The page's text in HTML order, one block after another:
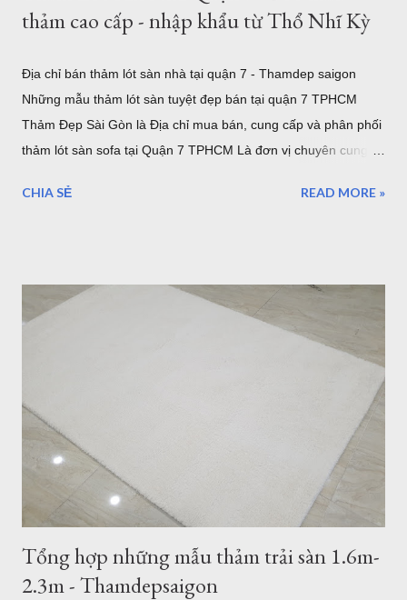
thảm cao cấp - nhập khẩu từ Thổ Nhĩ Kỳ
Địa chỉ bán thảm lót sàn nhà tại quận 7 - Thamdep saigon
Những mẫu thảm lót sàn tuyệt đẹp bán tại quận 7 TPHCM
Thảm Đẹp Sài Gòn là Địa chỉ mua bán, cung cấp và phân phối
thảm lót sàn sofa tại Quận 7 TPHCM Là đơn vị chuyên cung
Tân Quy Quận 7. Vừa là showroom trưng bày sản phẩm, vừa
Thảm lót sàn quận 7 - ghé xem 500 mẫu thảm cao cấp đến từ
Thổ Nhĩ Kỳ Với hơn 500 mẫu thảm trải sàn, từ hiện đại đến cổ
điển, tân cổ điển, thảm lót sàn quận 7 sẽ là sự lựa chọn tốt
TPHCM Thảm Sợi Ngắn Quận 7 I0001 Mẫu thảm hiện đại
Thảm Sợi Ngắn I0002 Thảm Lót sàn quận 7 I0003 Thảm trải
sàn quận 7 I0006 Thảm lót sàn bán tại quận 7 I0016 5 mẫu
thảm lông xù bán t...
CHIA SẺ READ MORE »
Tổng hợp những mẫu thảm trải sàn 1.6m-
2.3m - Thamdepsaigon